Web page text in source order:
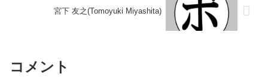
宮下 友之(Tomoyuki Miyashita)
コメント